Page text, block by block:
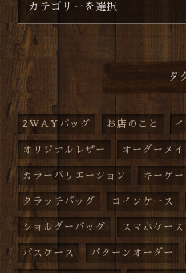
タ
2WAYバッグ お店のこと
オリジナルレザー オーダーメイ
カラーバリエーション キーケー
クラッチバッグ コインケース
ショルダーバッグ スマホケース
パスケース パターンオーダー